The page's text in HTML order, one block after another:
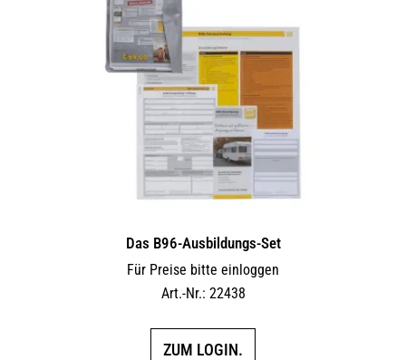
Das B96-Ausbildungs-Set
Für Preise bitte einloggen
Art.-Nr.: 22438
ZUM LOGIN.